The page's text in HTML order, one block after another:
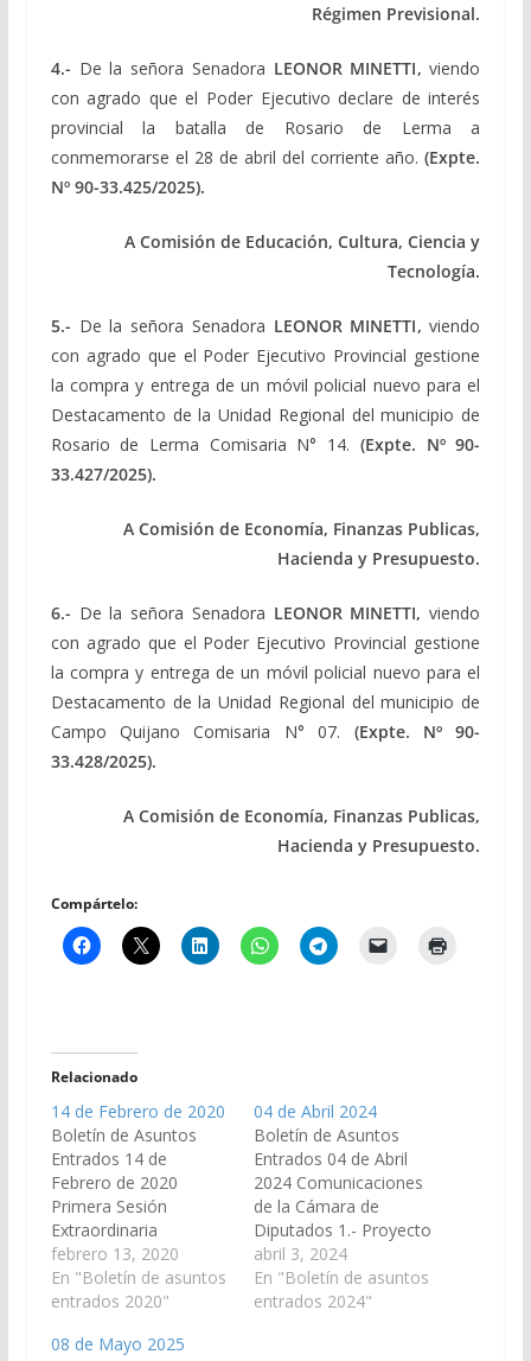
Régimen Previsional.
4.- De la señora Senadora LEONOR MINETTI,viendo
con agrado que el Poder Ejecutivo declare de interés
provincial la batalla de Rosario de Lerma a
conmemorarse el 28 de abril del corriente año.(Expte.
Nº 90-33.425/2025).
A Comisión de Educación, Cultura, Ciencia y
Tecnología.
5.- De la señora Senadora LEONOR MINETTI,viendo
con agrado que el Poder Ejecutivo Provincial gestione
la compra y entrega de un móvil policial nuevo para el
Destacamento de la Unidad Regional del municipio de
Rosario de Lerma Comisaria N° 14. (Expte. Nº 90-
33.427/2025).
A Comisión de Economía, Finanzas Publicas,
Hacienda y Presupuesto.
6.- De la señora Senadora LEONOR MINETTI,viendo
con agrado que el Poder Ejecutivo Provincial gestione
la compra y entrega de un móvil policial nuevo para el
Destacamento de la Unidad Regional del municipio de
Campo Quijano Comisaria N° 07. (Expte. Nº 90-
33.428/2025).
A Comisión de Economía, Finanzas Publicas,
Hacienda y Presupuesto.
Compártelo:
Relacionado
14 de Febrero de 2020
Boletín de Asuntos
Entrados 14 de
Febrero de 2020
Primera Sesión
Extraordinaria
Comunicaciones de la
Cámara de Diputados
1.- Proyecto de Ley en
establece un Régimen
febrero 13, 2020
En "Boletín de asuntos
entrados 2020"
04 de Abril 2024
Boletín de Asuntos
Entrados 04 de Abril
2024 Comunicaciones
de la Cámara de
Diputados 1.- Proyecto
de Ley en Revisión, por
el cual se sustituyen
los artículos 6°, 7° y 8°
abril 3, 2024
En "Boletín de asuntos
entrados 2024"
08 de Mayo 2025